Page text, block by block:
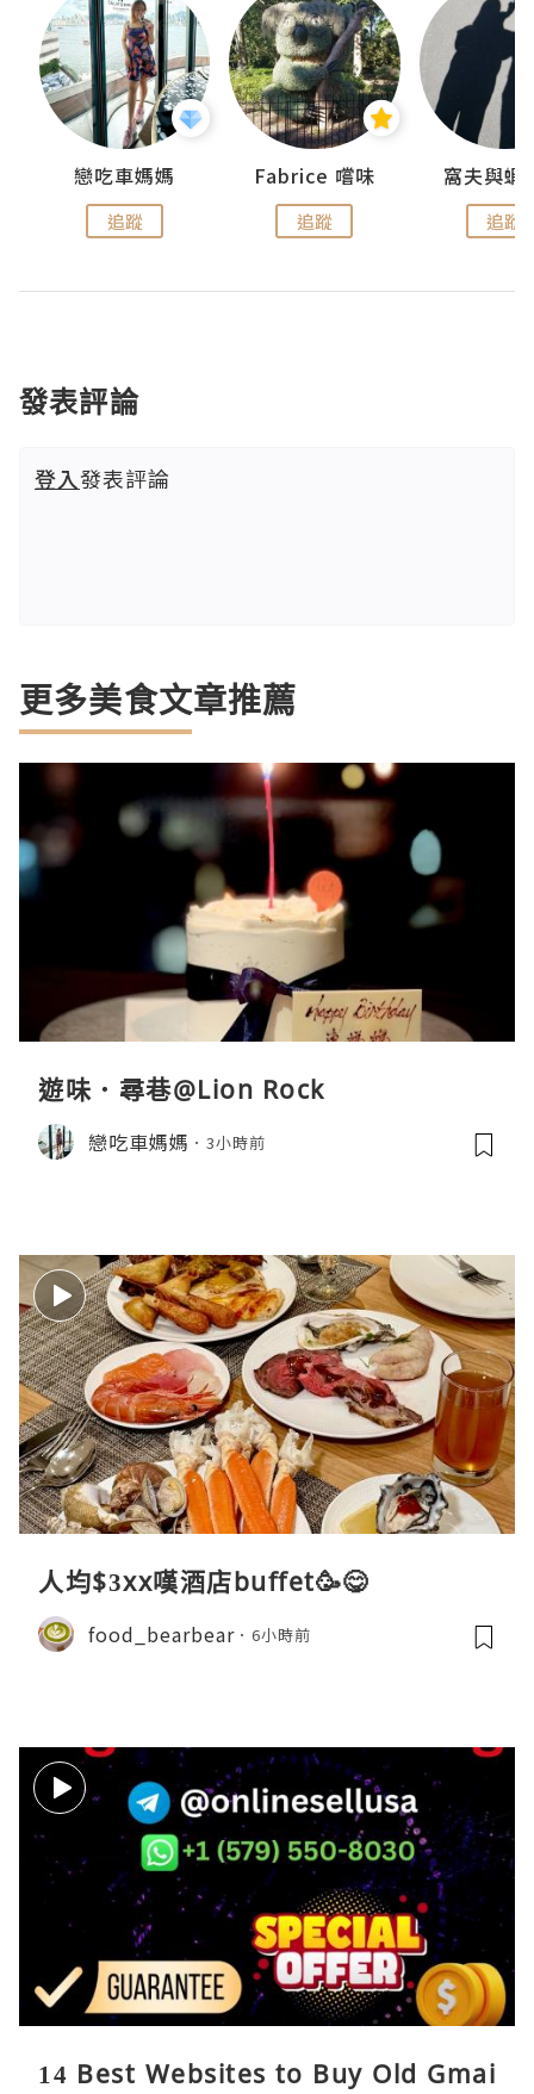
戀吃車媽媽
追蹤
Fabrice 嚐味
追蹤
窩夫與蝦
追蹤
發表評論
登入發表評論
更多美食文章推薦
遊味．尋巷@Lion Rock
戀吃車媽媽 3小時前
人均$3xx嘆酒店buffet🥳😋
food_bearbear 6小時前
14 Best Websites to Buy Old Gmai